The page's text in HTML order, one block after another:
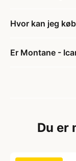
Hvor kan jeg
Er Montane -
Du er